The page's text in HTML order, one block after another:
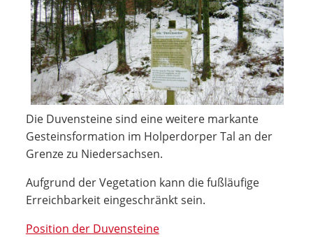
Die Duvensteine sind eine weitere markante
Gesteinsformation im Holperdorper Tal an der
Grenze zu Niedersachsen.
Aufgrund der Vegetation kann die fußläufige
Erreichbarkeit eingeschränkt sein.
Position der Duvensteine